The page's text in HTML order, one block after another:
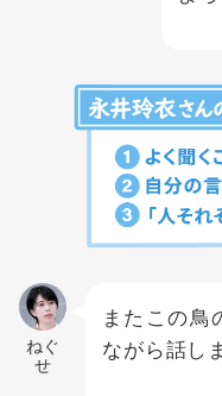
ねぐ
せ
またこの鳥
ながら話し